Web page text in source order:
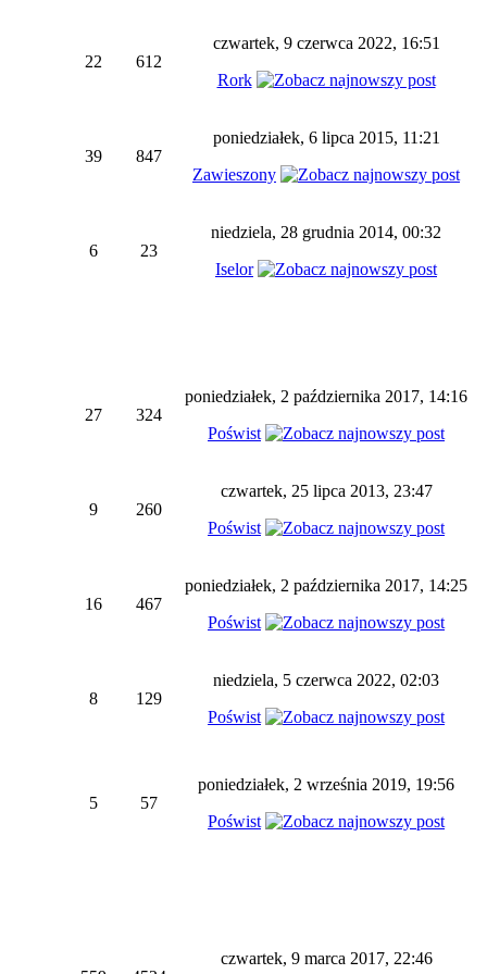
22 612
czwartek, 9 czerwca 2022, 16:51
Rork
39 847
poniedziałek, 6 lipca 2015, 11:21
Zawieszony
6 23
niedziela, 28 grudnia 2014, 00:32
Iselor
27 324
poniedziałek, 2 października 2017, 14:16
Poświst
9 260
czwartek, 25 lipca 2013, 23:47
Poświst
16 467
poniedziałek, 2 października 2017, 14:25
Poświst
8 129
niedziela, 5 czerwca 2022, 02:03
Poświst
5 57
poniedziałek, 2 września 2019, 19:56
Poświst
czwartek, 9 marca 2017, 22:46